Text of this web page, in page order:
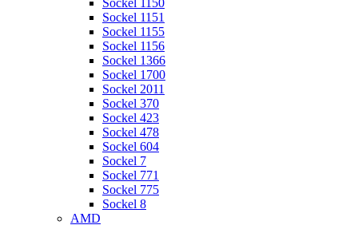
Sockel 1150
Sockel 1151
Sockel 1155
Sockel 1156
Sockel 1366
Sockel 1700
Sockel 2011
Sockel 370
Sockel 423
Sockel 478
Sockel 604
Sockel 7
Sockel 771
Sockel 775
Sockel 8
AMD